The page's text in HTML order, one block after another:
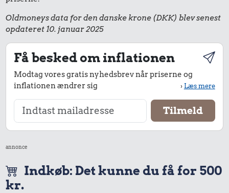
Oldmoneys data for den danske krone (DKK) blev senest
opdateret 10. januar 2025
Få besked om inflationen
Modtag vores gratis nyhedsbrev når priserne og
inflationen ændrer sig
›Læs mere
annonce
Indkøb: Det kunne du få for 500
kr.